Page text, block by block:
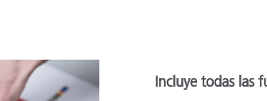
Incluye todas las